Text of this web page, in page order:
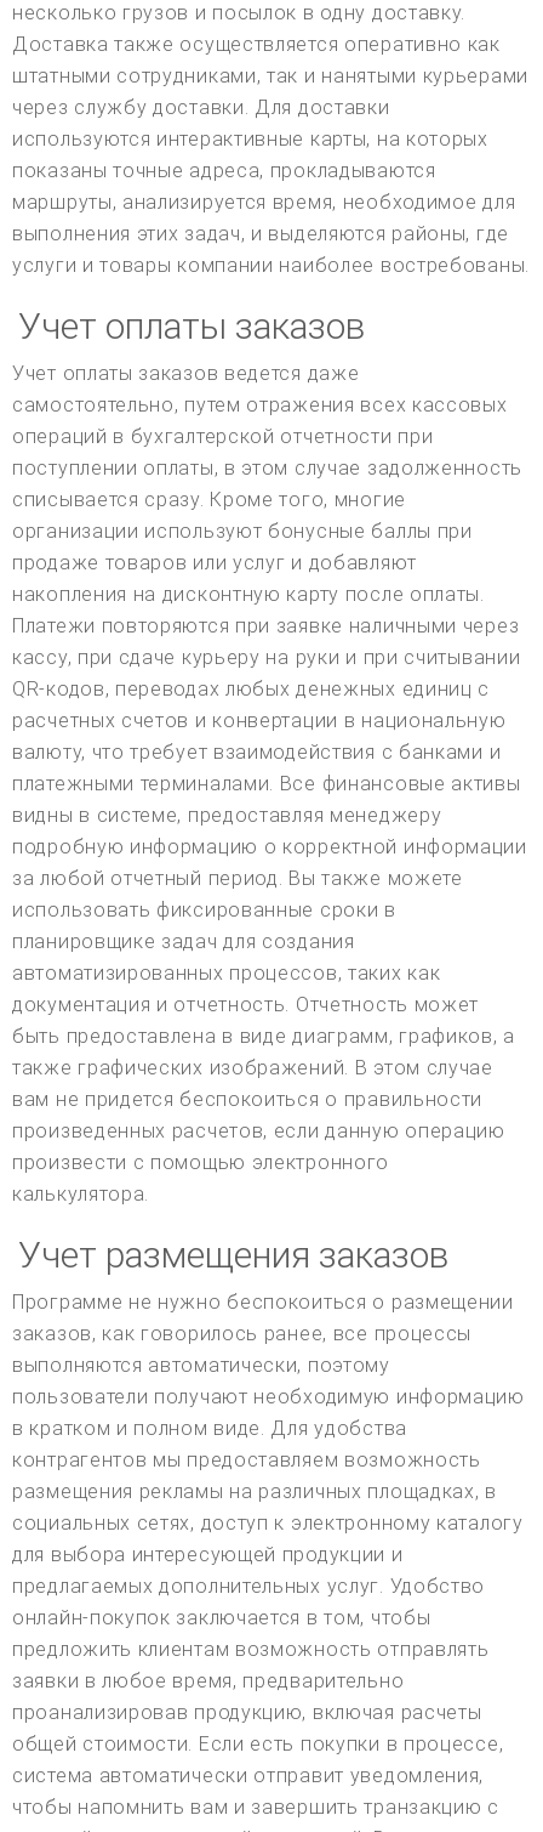
несколько грузов и посылок в одну доставку.
Доставка также осуществляется оперативно как
штатными сотрудниками, так и нанятыми курьерами
через службу доставки. Для доставки
используются интерактивные карты, на которых
показаны точные адреса, прокладываются
маршруты, анализируется время, необходимое для
выполнения этих задач, и выделяются районы, где
услуги и товары компании наиболее востребованы.
Учет оплаты заказов
Учет оплаты заказов ведется даже
самостоятельно, путем отражения всех кассовых
операций в бухгалтерской отчетности при
поступлении оплаты, в этом случае задолженность
списывается сразу. Кроме того, многие
организации используют бонусные баллы при
продаже товаров или услуг и добавляют
накопления на дисконтную карту после оплаты.
Платежи повторяются при заявке наличными через
кассу, при сдаче курьеру на руки и при считывании
QR-кодов, переводах любых денежных единиц с
расчетных счетов и конвертации в национальную
валюту, что требует взаимодействия с банками и
платежными терминалами. Все финансовые активы
видны в системе, предоставляя менеджеру
подробную информацию о корректной информации
за любой отчетный период. Вы также можете
использовать фиксированные сроки в
планировщике задач для создания
автоматизированных процессов, таких как
документация и отчетность. Отчетность может
быть предоставлена в виде диаграмм, графиков, а
также графических изображений. В этом случае
вам не придется беспокоиться о правильности
произведенных расчетов, если данную операцию
произвести с помощью электронного
калькулятора.
Учет размещения заказов
Программе не нужно беспокоиться о размещении
заказов, как говорилось ранее, все процессы
выполняются автоматически, поэтому
пользователи получают необходимую информацию
в кратком и полном виде. Для удобства
контрагентов мы предоставляем возможность
размещения рекламы на различных площадках, в
социальных сетях, доступ к электронному каталогу
для выбора интересующей продукции и
предлагаемых дополнительных услуг. Удобство
онлайн-покупок заключается в том, чтобы
предложить клиентам возможность отправлять
заявки в любое время, предварительно
проанализировав продукцию, включая расчеты
общей стоимости. Если есть покупки в процессе,
система автоматически отправит уведомления,
чтобы напомнить вам и завершить транзакцию с